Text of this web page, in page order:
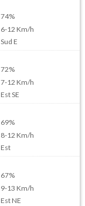
74%
6-12 Km/h
Sud E
72%
7-12 Km/h
Est SE
69%
8-12 Km/h
Est
67%
9-13 Km/h
Est NE